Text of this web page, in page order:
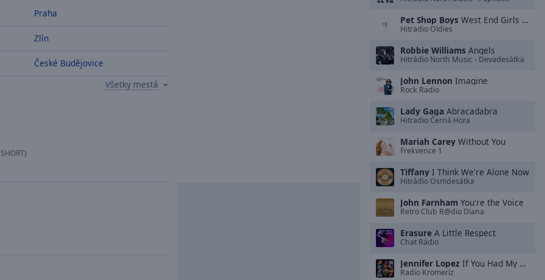
Praha
Zlín
České Budějovice
Všetky mestá
Pet Shop Boys West End Girls (2001 Remaster)
Hitradio Oldies
Robbie Williams Angels
Hitrádio North Music - Devadesátka
John Lennon Imagine
Rock Radio
Lady Gaga Abracadabra
Hitradio Černá Hora
Mariah Carey Without You
Frekvence 1
Tiffany I Think We're Alone Now
Hitrádio Osmdesátka
John Farnham You're the Voice
Retro Club R@dio Diana
Erasure A Little Respect
Chat Rádio
Jennifer Lopez If You Had My Love
Radio Kromeríz